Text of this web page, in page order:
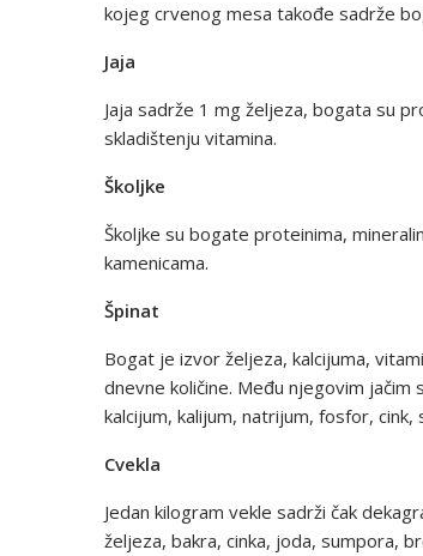
kojeg crvenog mesa takođe sadrže
Jaja
Jaja sadrže 1 mg željeza, bogata su
skladištenju vitamina.
Školjke
Školjke su bogate proteinima,
kamenicama.
Špinat
Bogat je izvor željeza, kalcijuma,
dnevne količine. Među njegovim jačim
kalcijum, kalijum, natrijum, fosfor,
Cvekla
Jedan kilogram vekle sadrži čak
željeza, bakra, cinka, joda, sumpora,